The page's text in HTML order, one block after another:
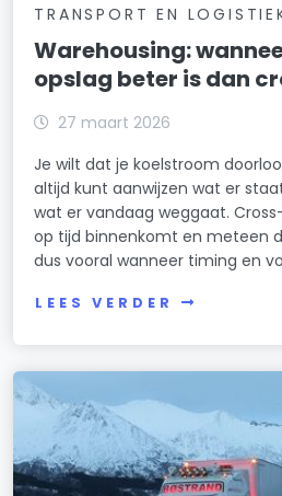
TRANSPORT EN
Warehousing:
opslag beter is dan
27 maart 2026
Je wilt dat je koelstroom
altijd kunt aanwijzen wat er
wat er vandaag weggaat.
op tijd binnenkomt en meteen
dus vooral wanneer timing en
LEES VERDER